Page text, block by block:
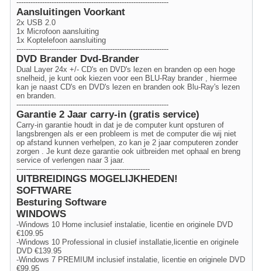
-----------------------------------------------------------------
Aansluitingen Voorkant
2x USB 2.0
1x Microfoon aansluiting
1x Koptelefoon aansluiting
-----------------------------------------------------------------
DVD Brander Dvd-Brander
Dual Layer 24x +/- CD's en DVD's lezen en branden op een hoge
snelheid, je kunt ook kiezen voor een BLU-Ray brander , hiermee
kan je naast CD's en DVD's lezen en branden ook Blu-Ray's lezen
en branden.
-----------------------------------------------------------------
Garantie 2 Jaar carry-in (gratis service)
Carry-in garantie houdt in dat je de computer kunt opsturen of
langsbrengen als er een probleem is met de computer die wij niet
op afstand kunnen verhelpen, zo kan je 2 jaar computeren zonder
zorgen . Je kunt deze garantie ook uitbreiden met ophaal en breng
service of verlengen naar 3 jaar.
---------------------------------------------------------
UITBREIDINGS MOGELIJKHEDEN!
SOFTWARE
Besturing Software
WINDOWS
-Windows 10 Home inclusief instalatie, licentie en originele DVD
€109.95
-Windows 10 Professional in clusief installatie,licentie en originele
DVD €139.95
-Windows 7 PREMIUM inclusief instalatie, licentie en originele DVD
€99.95